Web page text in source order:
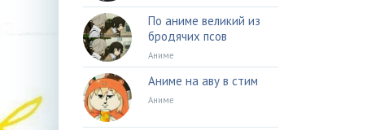
По аниме великий из
бродячих псов
Аниме
Аниме на аву в стим
Аниме